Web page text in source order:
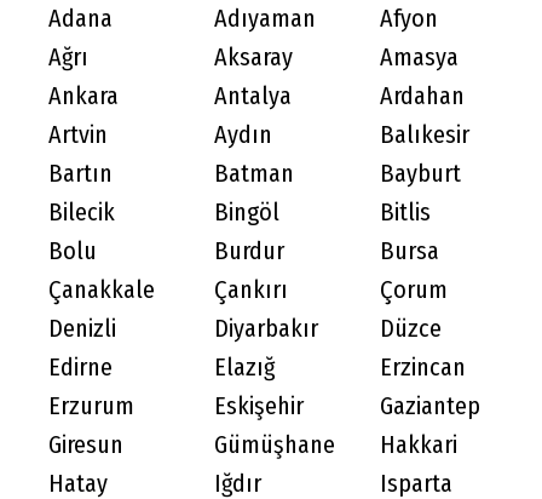
Adana Adıyaman
Afyon
Ağrı
Aksaray
Amasya
Ankara
Antalya
Ardahan
Artvin
Aydın
Balıkesir
Bartın
Batman
Bayburt
Bilecik
Bingöl
Bitlis
Bolu
Burdur
Bursa
Çanakkale
Çankırı
Çorum
Denizli
Diyarbakır
Düzce
Edirne
Elazığ
Erzincan
Erzurum
Eskişehir
Gaziantep
Giresun
Gümüşhane
Hakkari
Hatay
Iğdır
Isparta